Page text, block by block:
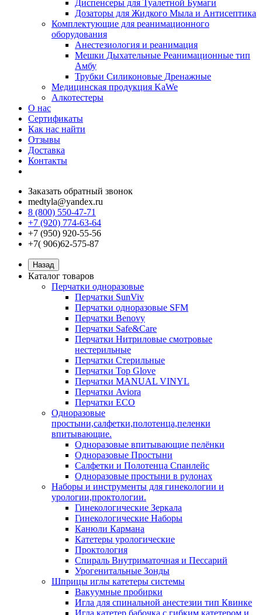
Диспенсеры для Туалетной Бумаги
Дозаторы для Жидкого Мыла и Антисептика
Комплектующие для реанимационного
оборудования
Анестезиология и реанимация
Мешки Дыхательные Реанимационные тип
Амбу
Трубки Силиконовые Дренажные
Медицинская продукция KaWe
Алкотестеры
О нас
Сертификаты
Как нас найти
Отзывы
Доставка
Контакты
Заказать обратный звонок
medtyla@yandex.ru
8 (800) 550-47-71
+7 (920) 774-63-64
+7 (950) 920-55-56
+7( 906)62-575-87
Назад
Каталог товаров
Перчатки одноразовые
Перчатки SunViv
Перчатки одноразовые SFM
Перчатки Benovy
Перчатки Safe&Care
Перчатки Нитриловые смотровые
нестерильные
Перчатки Стерильные
Перчатки Top Glove
Перчатки MANUAL VINYL
Перчатки Aviora
Перчатки ECO
Одноразовые
простыни,салфетки,полотенца,пеленки
впитывающие.
Одноразовые впитывающие пелёнки
Одноразовые Простыни
Салфетки и Полотенца Спанлейс
Одноразовые простыни в рулонах
Наборы и инструменты для гинекологии и
урологии,проктологии.
Гинекологические Зеркала
Гинекологические Наборы
Канюли Кармана
Катетеры урологические
Проктология
Спираль Внутриматочная и Пессарий
Урогенитальные Зонды
Шприцы иглы катетеры системы
Вакуумные пробирки
Игла для спинальной анестезии тип Квинке
Игла катетер бабочка с гибким катетером и